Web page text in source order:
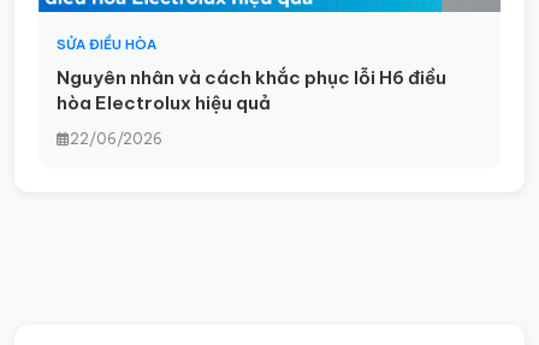
SỬA ĐIỀU HÒA
Nguyên nhân và cách khắc phục lỗi H6 điều
hòa Electrolux hiệu quả
22/06/2026